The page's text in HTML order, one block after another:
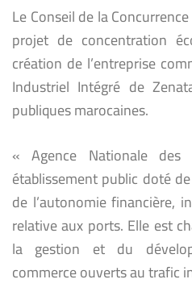
Le Conseil de la
projet de concentration
création de l’entreprise
Industriel Intégré de
publiques marocaines.
« Agence Nationale
établissement public doté
de l’autonomie financière,
relative aux ports. Elle est
la gestion et du
commerce ouverts au trafic